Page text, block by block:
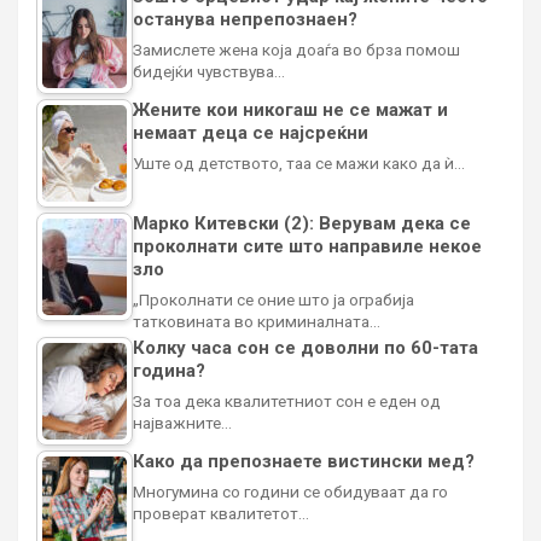
останува непрепознаен?
Замислете жена која доаѓа во брза помош
бидејќи чувствува…
Жените кои никогаш не се мажат и
немаат деца се најсреќни
Уште од детството, таа се мажи како да ѝ…
Марко Китевски (2): Верувам дека се
проколнати сите што направиле некое
зло
„Проколнати се оние што ја ограбија
татковината во криминалната…
Колку часа сон се доволни по 60-тата
година?
За тоа дека квалитетниот сон е еден од
најважните…
Како да препознаете вистински мед?
Многумина со години се обидуваат да го
проверат квалитетот…